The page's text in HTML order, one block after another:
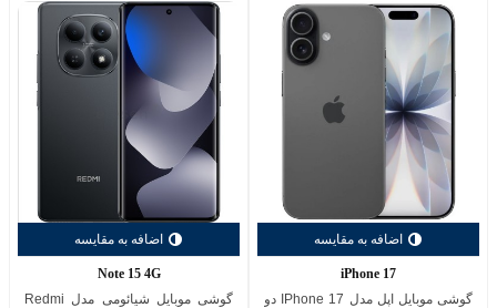
اضافه به مقایسه
iPhone 17
گوشی موبایل اپل مدل IPhone 17 دو
اضافه به مقایسه
Note 15 4G
گوشی موبایل شیائومی مدل Redmi